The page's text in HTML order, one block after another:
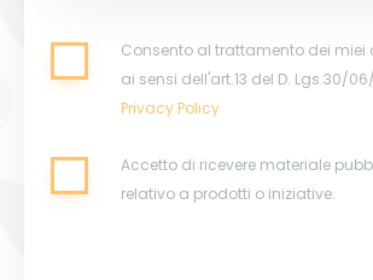
Consento al trattamento dei miei
ai sensi dell'art.13 del D. Lgs.30/
Privacy Policy
Accetto di ricevere materiale
relativo a prodotti o iniziative.